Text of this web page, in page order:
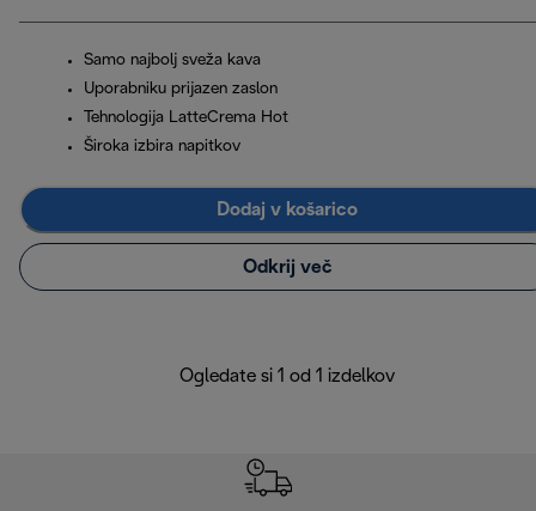
Samo najbolj sveža kava
Uporabniku prijazen zaslon
Tehnologija LatteCrema Hot
Široka izbira napitkov
Dodaj v košarico
Odkrij več
Ogledate si 1 od 1 izdelkov